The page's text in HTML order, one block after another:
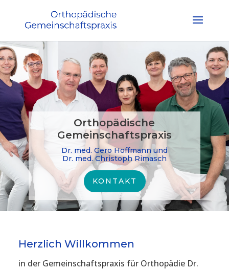
Orthopädische
Gemeinschaftspraxis
Dr. med. Gero Hoffmann und
Dr. med. Christoph Rimasch
KONTAKT
Herzlich Willkommen
in der Gemeinschaftspraxis für Orthopädie Dr.